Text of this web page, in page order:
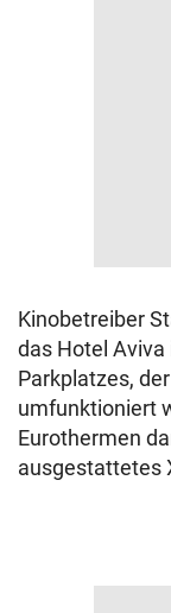
Kinobetreiber
das Hotel
Parkplatzes,
umfunktioniert
Eurothermen
ausgestattetes